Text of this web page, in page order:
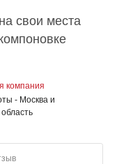
свои места
компания
- Москва и